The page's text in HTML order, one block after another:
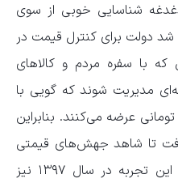
شناسایی خوبی از سوی
دولت برای کنترل قیمت در
با سفره مردم و کالاهای
مدیریت شوند که گویی با
همان نرخ تسعیر ۲۸ هزار و ۵۰۰ تومانی عرضه می‌کنند. بنابراین
تا شاهد جهش‌های قیمتی
در این حوزه نباشیم. البته هم این تجربه در سال ۱۳۹۷ نیز